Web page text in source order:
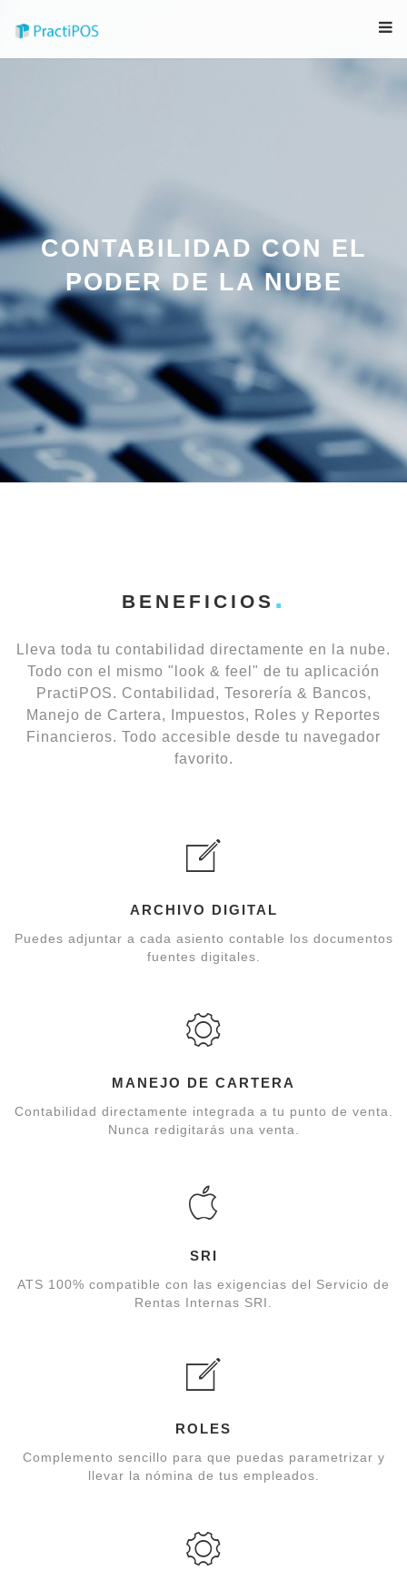
CONTABILIDAD CON EL
PODER DE LA NUBE
BENEFICIOS
Lleva toda tu contabilidad directamente en la nube.
Todo con el mismo "look & feel" de tu aplicación
PractiPOS. Contabilidad, Tesorería & Bancos,
Manejo de Cartera, Impuestos, Roles y Reportes
Financieros. Todo accesible desde tu navegador
favorito.
ARCHIVO DIGITAL
Puedes adjuntar a cada asiento contable los documentos
fuentes digitales.
MANEJO DE CARTERA
Contabilidad directamente integrada a tu punto de venta.
Nunca redigitarás una venta.
SRI
ATS 100% compatible con las exigencias del Servicio de
Rentas Internas SRI.
ROLES
Complemento sencillo para que puedas parametrizar y
llevar la nómina de tus empleados.